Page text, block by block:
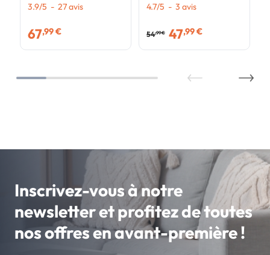
3.9/5 - 27avis
67,99 €
cm EDHEN bois blanc et
4.7/5 - 3 avis
54,99 € 47,99 €
Inscrivez-vous à notre
newsletter et profitez de toutes
nos offres en avant-première !